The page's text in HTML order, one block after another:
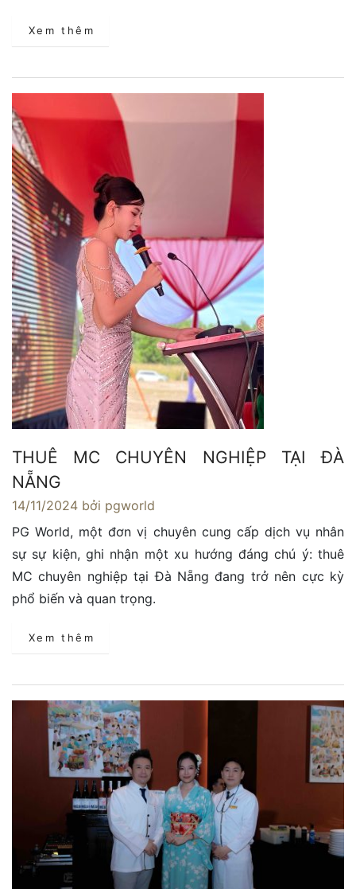
Xem thêm
THUÊ MC CHUYÊN NGHIỆP TẠI ĐÀ
NẴNG
14/11/2024 bởi pgworld
PG World, một đơn vị chuyên cung cấp dịch vụ nhân
sự sự kiện, ghi nhận một xu hướng đáng chú ý: thuê
MC chuyên nghiệp tại Đà Nẵng đang trở nên cực kỳ
phổ biến và quan trọng.
Xem thêm